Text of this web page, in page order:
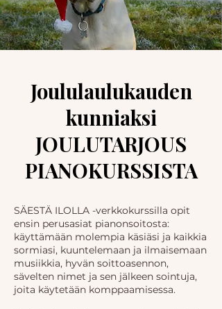
Joululaulukauden
kunniaksi
JOULUTARJOUS
PIANOKURSSISTA
SÄESTÄ ILOLLA -verkkokurssilla opit
ensin perusasiat pianonsoitosta:
käyttämään molempia käsiäsi ja kaikkia
sormiasi, kuuntelemaan ja ilmaisemaan
musiikkia, hyvän soittoasennon,
sävelten nimet ja sen jälkeen sointuja,
joita käytetään komppaamisessa.